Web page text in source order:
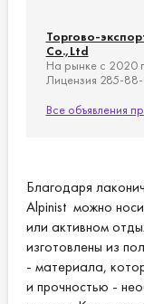
Торгово-
Co.,Ltd
На рынке с 2020 г.
Лицензия 285-88-
Все объявления
Благодаря
Alpinist можно
или активном
изготовлены из
- материала,
и прочностью -